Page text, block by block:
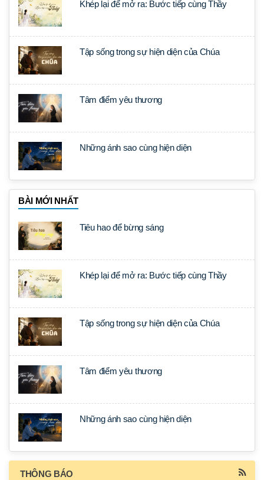
Khép lại để mở ra: Bước tiếp cùng Thầy
Tập sống trong sự hiện diện của Chúa
Tâm điểm yêu thương
Những ánh sao cùng hiện diện
BÀI MỚI NHẤT
Tiêu hao để bừng sáng
Khép lại để mở ra: Bước tiếp cùng Thầy
Tập sống trong sự hiện diện của Chúa
Tâm điểm yêu thương
Những ánh sao cùng hiện diện
THÔNG BÁO